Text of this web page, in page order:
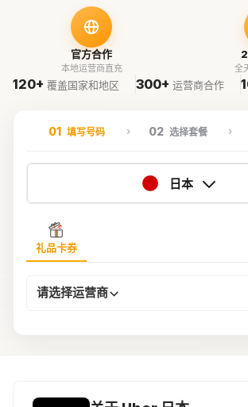
官方合作
本地运营商直充 全
120+ 覆盖国家和地区 300+ 运营商合作
01 填写号码 02 选择套餐
日本
礼品卡券
请选择运营商